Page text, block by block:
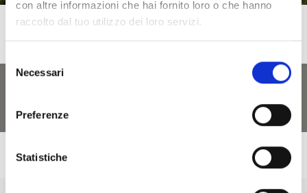
con altre informazioni che hai fornito loro o che hanno
raccolto dal tuo utilizzo dei loro servizi.
delNecessari
Preferenze
Statistiche